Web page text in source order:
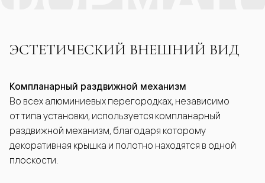
ЭСТЕТИЧЕСКИЙ ВНЕШНИЙ ВИД
Компланарный раздвижной механизм
Во всех алюминиевых перегородках, независимо
от типа установки, используется компланарный
раздвижной механизм, благодаря которому
декоративная крышка и полотно находятся в одной
плоскости.